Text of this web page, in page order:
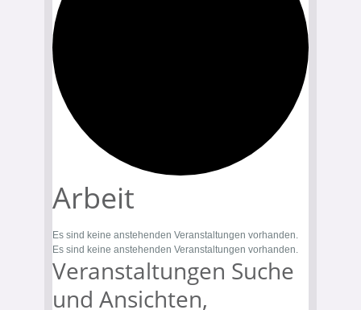
Arbeit
Es sind keine anstehenden Veranstaltungen vorhanden.
Es sind keine anstehenden Veranstaltungen vorhanden.
Veranstaltungen Suche
und Ansichten,